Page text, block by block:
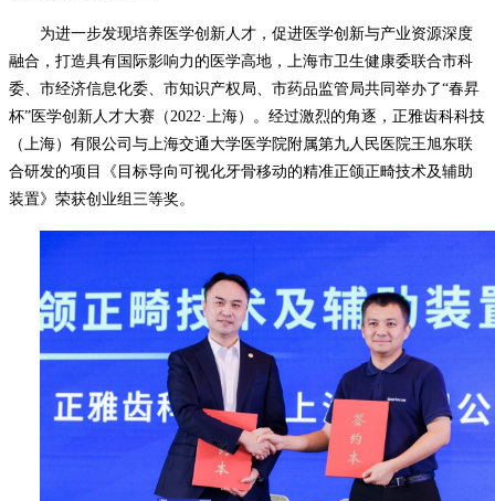
为进一步发现培养医学创新人才，促进医学创新与产业资源深度
融合，打造具有国际影响力的医学高地，上海市卫生健康委联合市科
委、市经济信息化委、市知识产权局、市药品监管局共同举办了“春昇
杯”医学创新人才大赛（2022·上海）。经过激烈的角逐，正雅齿科科技
（上海）有限公司与上海交通大学医学院附属第九人民医院王旭东联
合研发的项目《目标导向可视化牙骨移动的精准正颌正畸技术及辅助
装置》荣获创业组三等奖。